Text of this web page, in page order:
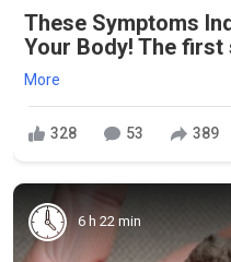
These Symptoms
Your Body! The first
More
328 53 389
6 h 22 min